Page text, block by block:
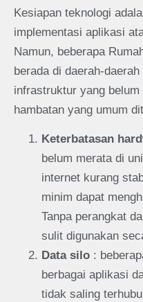
Kesiapan teknologi
implementasi aplikasi
Namun, beberapa
berada di daerah-
infrastruktur yang
hambatan yang umum
Keterbatasan
belum merata di
internet kurang
minim dapat
Tanpa perangkat
sulit digunakan
Data silo :
berbagai aplikasi
tidak saling